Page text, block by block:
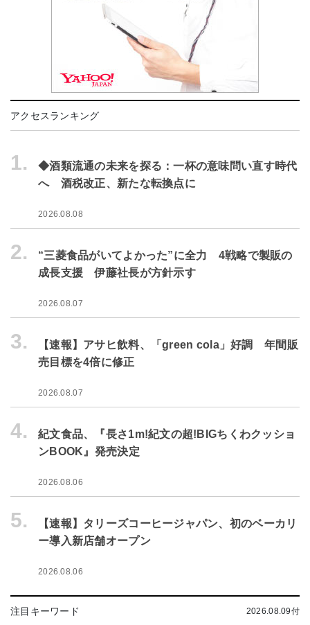
アクセスランキング
1.
◆酒類流通の未来を探る：一杯の意味問い直す時代
へ 酒税改正、新たな転換点に
2026.08.08
2.
“三菱食品がいてよかった”に全力 4戦略で製販の
成長支援 伊藤社長が方針示す
2026.08.07
3.
【速報】アサヒ飲料、「green cola」好調 年間販
売目標を4倍に修正
2026.08.07
4.
紀文食品、『長さ1m!紀文の超!BIGちくわクッショ
ンBOOK』発売決定
2026.08.06
5.
【速報】タリーズコーヒージャパン、初のベーカリ
ー導入新店舗オープン
2026.08.06
注目キーワード 2026.08.09付